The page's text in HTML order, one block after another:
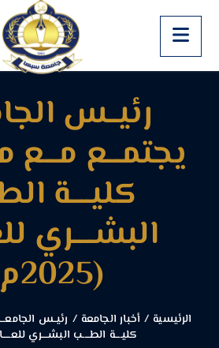
رئيــس
يجتمـــع
كليــــة
البشــــري
(2025م).
الرئيسية / أخبار الجامعة / رئيــس
كليــــة الطــــب البشــــري للعـــــام